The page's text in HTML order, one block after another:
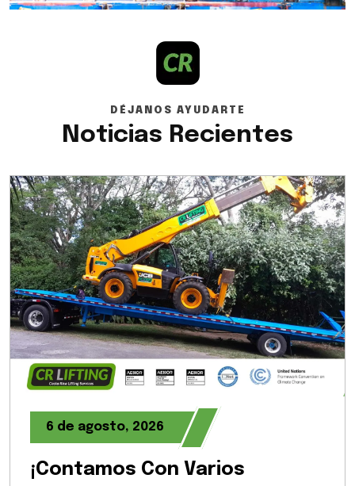
DÉJANOS AYUDARTE
Noticias Recientes
6 de agosto, 2026
¡Contamos Con Varios